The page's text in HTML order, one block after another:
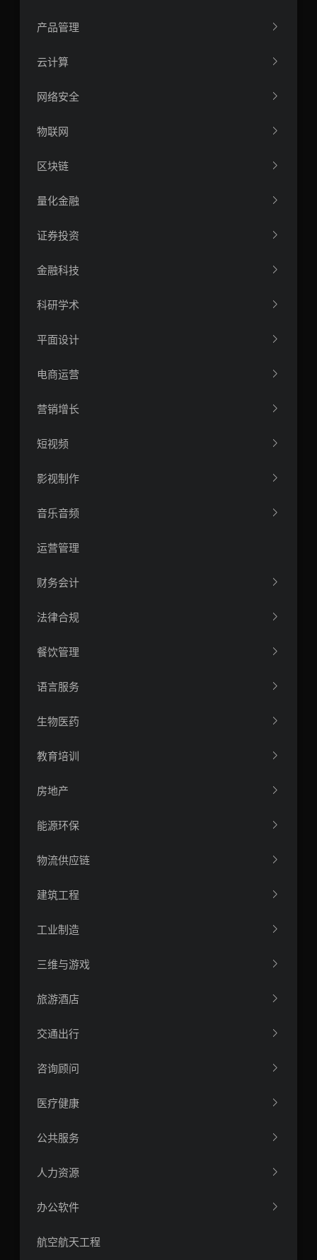
产品管理
云计算
网络安全
物联网
区块链
量化金融
证券投资
金融科技
科研学术
平面设计
电商运营
营销增长
短视频
影视制作
音乐音频
运营管理
财务会计
法律合规
餐饮管理
语言服务
生物医药
教育培训
房地产
能源环保
物流供应链
建筑工程
工业制造
三维与游戏
旅游酒店
交通出行
咨询顾问
医疗健康
公共服务
人力资源
办公软件
航空航天工程